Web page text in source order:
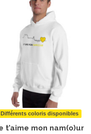
plusieurs
variations.
Les
options
peuvent
choisies
page
du
produit
Différents coloris disponibles
t’aime mon nam(o)ur